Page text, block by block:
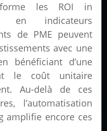
les ROI in
en indicateurs
de PME peuvent
avec une
bénéficiant d’une
le coût unitaire
Au-delà de ces
l’automatisation
amplifie encore ces